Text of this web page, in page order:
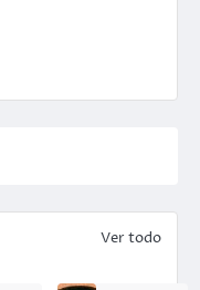
Ver todo